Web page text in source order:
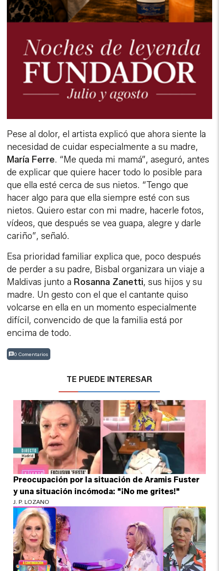
Pese al dolor, el artista explicó que ahora siente la
necesidad de cuidar especialmente a su madre,
María Ferre. “Me queda mi mamá”, aseguró, antes
de explicar que quiere hacer todo lo posible para
que ella esté cerca de sus nietos. “Tengo que
hacer algo para que ella siempre esté con sus
nietos. Quiero estar con mi madre, hacerle fotos,
vídeos, que después se vea guapa, alegre y darle
cariño”, señaló.
Esa prioridad familiar explica que, poco después
de perder a su padre, Bisbal organizara un viaje a
Maldivas junto a Rosanna Zanetti, sus hijos y su
madre. Un gesto con el que el cantante quiso
volcarse en ella en un momento especialmente
difícil, convencido de que la familia está por
encima de todo.
0 Comentarios
TE PUEDE INTERESAR
Preocupación por la situación de Aramis Fuster
y una situación incómoda: "¡No me grites!"
J. P. LOZANO